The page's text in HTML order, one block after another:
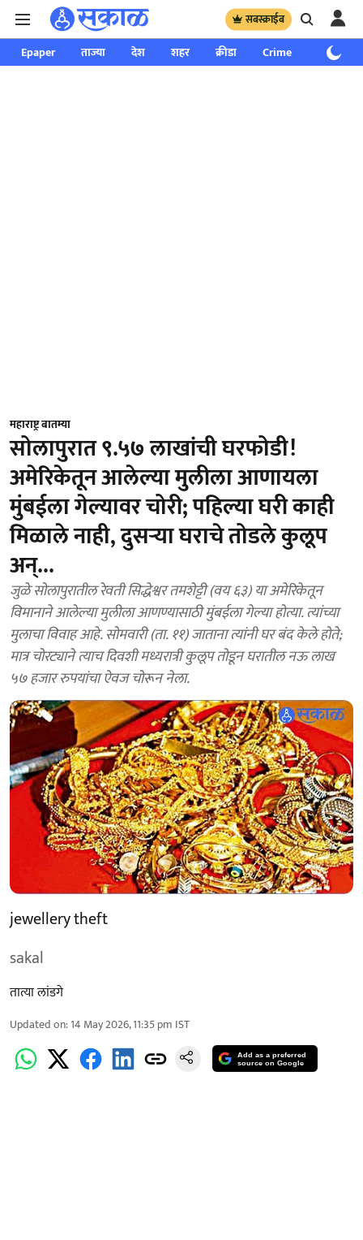
सबस्क्राईब
Epaper ताज्या देश शहर क्रीडा Crime साप्ताहिक
महाराष्ट्र बातम्या
सोलापुरात ९.५७ लाखांची घरफोडी!
अमेरिकेतून आलेल्या मुलीला आणायला
मुंबईला गेल्यावर चोरी; पहिल्या घरी काही
मिळाले नाही, दुसऱ्या घराचे तोडले कुलूप
अन्‌...
जुळे सोलापुरातील रेवती सिद्धेश्वर तमशेट्टी (वय ६३) या अमेरिकेतून
विमानाने आलेल्या मुलीला आणण्यासाठी मुंबईला गेल्या होत्या. त्यांच्या
मुलाचा विवाह आहे. सोमवारी (ता. ११) जाताना त्यांनी घर बंद केले होते;
मात्र चोरट्याने त्याच दिवशी मध्यरात्री कुलूप तोडून घरातील नऊ लाख
५७ हजार रुपयांचा ऐवज चोरून नेला.
jewellery theft
sakal
तात्या लांडगे
Updated on:14 May 2026, 11:35 pm IST
Add as a preferred
source on Google